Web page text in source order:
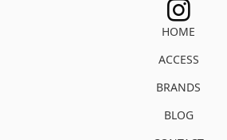
HOME
ACCESS
BRANDS
BLOG